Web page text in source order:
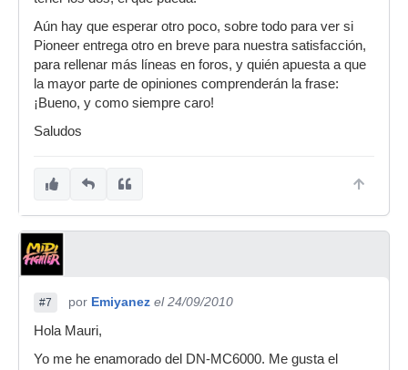
Aún hay que esperar otro poco, sobre todo para ver si
Pioneer entrega otro en breve para nuestra satisfacción,
para rellenar más líneas en foros, y quién apuesta a que
la mayor parte de opiniones comprenderán la frase:
¡Bueno, y como siempre caro!
Saludos
#7 por Emiyanez el 24/09/2010
Hola Mauri,
Yo me he enamorado del DN-MC6000. Me gusta el